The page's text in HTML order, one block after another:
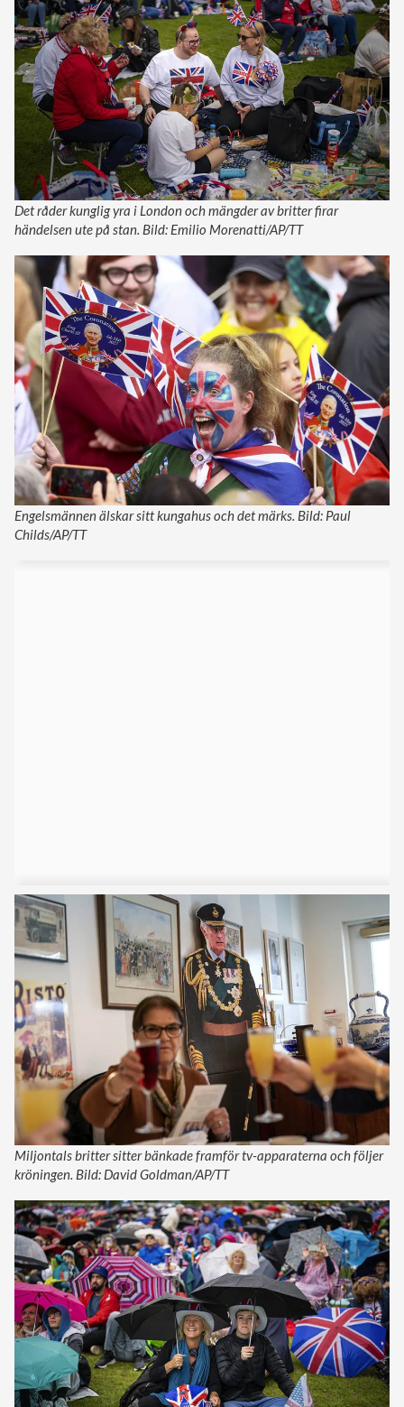
Det råder kunglig yra i London och mängder av britter firar
händelsen ute på stan. Bild: Emilio Morenatti/AP/TT
Engelsmännen älskar sitt kungahus och det märks. Bild: Paul
Childs/AP/TT
Miljontals britter sitter bänkade framför tv-apparaterna och följer
kröningen. Bild: David Goldman/AP/TT